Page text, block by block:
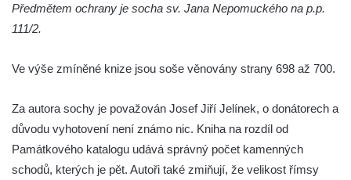
Socha Roháč v ZOO Hluboká
Socha Jana Valeria Jirsíka u Černé věže v
Českých Budějovicích
Socha Krista klesajícího pod křížem u
kostela svatého Mikuláše v Českých
Předmětem ochrany je socha sv. Jana Nepomuckého na p.p.
111/2.
Ve výše zmíněné knize jsou soše věnovány strany 698 až 700.
Za autora sochy je považován Josef Jiří Jelínek, o donátorech a
důvodu vyhotovení není známo nic. Kniha na rozdíl od
Památkového katalogu udává správný počet kamenných
schodů, kterých je pět. Autoři také zmiňují, že velikost římsy